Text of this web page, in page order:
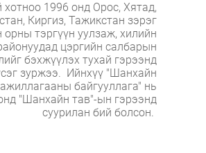
1996 онд Орос, Хятад,
Киргиз, Тажикстан зэрэг
орны тэргүүн уулзаж, хилийн
цэргийн салбарын
бэхжүүлэх тухай гэрээнд
зуржээ. Ийнхүү "Шанхайн
байгууллага" нь
"Шанхайн тав"-ын гэрээнд
суурилан бий болсон.